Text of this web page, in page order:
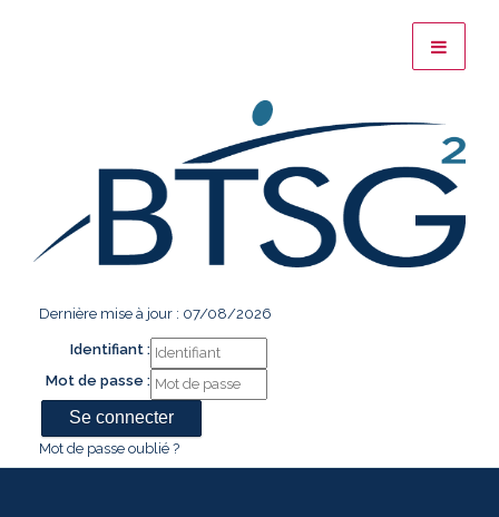
Dernière mise à jour : 07/08/2026
Identifiant :
Mot de passe :
Mot de passe oublié ?